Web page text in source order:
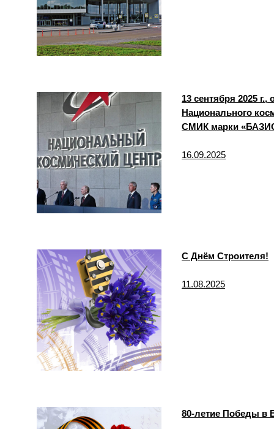
80-летие Победы в
С Днём Строителя!
11.08.2025
­13 сентября 2025
Национального
СМИК марки
16.09.2025